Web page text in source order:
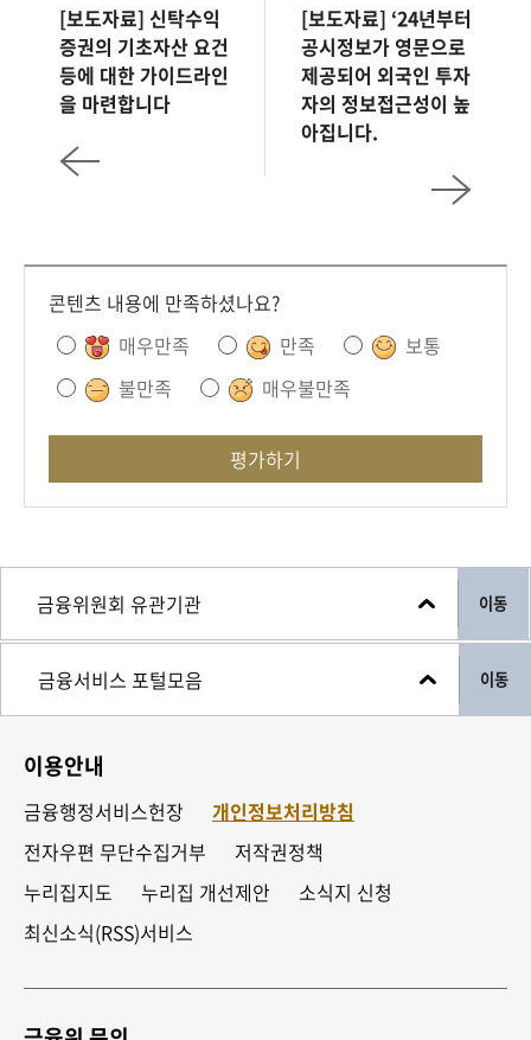
[보도자료] 신탁수익
증권의 기초자산 요건
등에 대한 가이드라인
을 마련합니다
[보도자료] ‘24년부터
공시정보가 영문으로
제공되어 외국인 투자
자의 정보접근성이 높
아집니다.
콘텐츠 내용에 만족하셨나요?
매우만족
만족
보통
불만족
매우불만족
평가하기
이동
이동
이용안내
금융행정서비스헌장
개인정보처리방침
전자우편 무단수집거부
저작권정책
누리집지도
누리집 개선제안
소식지 신청
최신소식(RSS)서비스